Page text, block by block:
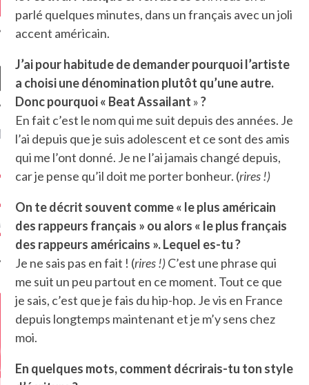
CRITIQUES
7.6
DUDE’S REV...
6.8
– HEL...
parlé quelques minutes, dans un français avec un joli
accent américain.
J’ai pour habitude de demander pourquoi l’artiste
a choisi une dénomination plutôt qu’une autre.
»?
En fait c’est le nom qui me suit depuis des années. Je
l’ai depuis que je suis adolescent et ce sont des amis
qui me l’ont donné. Je ne l’ai jamais changé depuis,
car je pense qu’il doit me porter bonheur. (rires !)
On te décrit souvent comme « le plus américain
des rappeurs français » ou alors « le plus français
des rappeurs américains ». Lequel es-tu ?
Je ne sais pas en fait ! (rires !)C’est une phrase qui
me suit un peu partout en ce moment. Tout ce que
je sais, c’est que je fais du hip-hop. Je vis en France
depuis longtemps maintenant et je m’y sens chez
moi.
En quelques mots, comment décrirais-tu ton style